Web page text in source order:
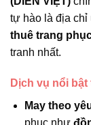
tự hào là địa chỉ
thuê trang
tranh nhất.
Dịch vụ nổi bật
May theo